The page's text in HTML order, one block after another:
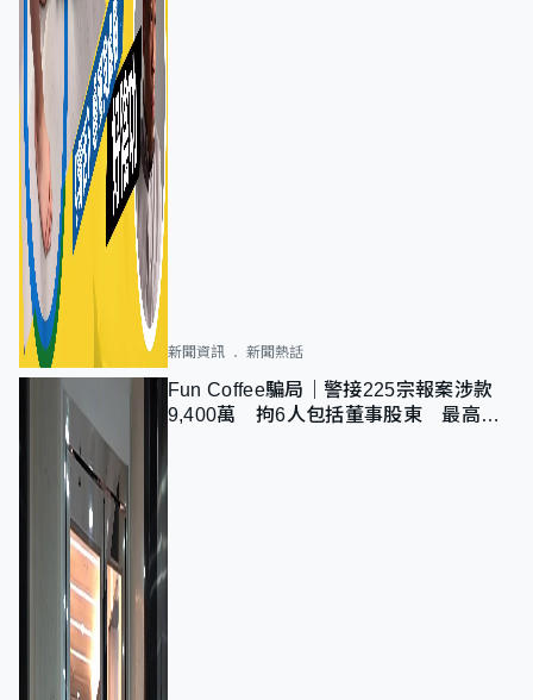
新聞資訊 新聞熱話
Fun Coffee騙局｜警接225宗報案涉款
9,400萬 拘6人包括董事股東 最高金